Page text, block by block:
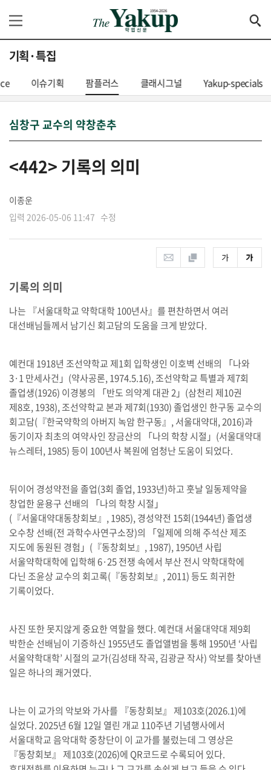
기획·특집
이슈기획 팜플러스 클래시그널 Yakup-specials
심창구 교수의 약창춘추
<442> 기록의 의미
이종운
입력 2026-05-06 11:47 수정
기록의 의미
나는 『서울대학교 약학대학 100년사』를 편찬하면서 여러
대선배님들께서 남기신 회고담의 도움을 크게 받았다.
예컨대 1918년 조선약학교 제1회 입학생인 이호벽 선배의 「나와
3·1 만세사건」(약사공론, 1974.5.16), 조선약학교 특별과 제7회
졸업생(1926) 이경봉의 「반도 의약계 대관 2」(삼천리 제10권
제8호, 1938), 조선약학교 본과 제7회(1930) 졸업생인 한구동 교수의
회고담(『한국약학의 아버지 녹암 한구동』, 서울대약대, 2016)과
동기이자 최초의 여약사인 장금산의 「나의 학창 시절」(서울대약대
뉴스레터, 1985) 등이 100년사 복원에 엄청난 도움이 되었다.
뒤이어 경성약전을 졸업(3회 졸업, 1933년)하고 훗날 일동제약을
창업한 윤용구 선배의 「나의 학창 시절」
(『서울대약대동창회보』, 1985), 경성약전 15회(1944년) 졸업생
오수창 선배(전 과학수사연구소장)의 「일제에 의해 주석산 제조
지도에 동원된 경험」(『동창회보』, 1987), 1950년 사립
서울약학대학에 입학해 6·25 전쟁 속에서 부산 전시 약학대학에
다닌 조윤상 교수의 회고록(『동창회보』, 2011) 등도 희귀한
기록이었다.
사진 또한 못지않게 중요한 역할을 했다. 예컨대 서울대약대 제9회
박한순 선배님이 기증하신 1955년도 졸업앨범을 통해 1950년 ‘사립
서울약학대학’ 시절의 교가(김성태 작곡, 김광균 작사) 악보를 찾아낸
일은 하나의 쾌거였다.
나는 이 교가의 악보와 가사를 『동창회보』 제103호(2026.1)에
실었다. 2025년 6월 12일 열린 개교 110주년 기념행사에서
서울대학교 음악대학 중창단이 이 교가를 불렀는데 그 영상은
『동창회보』 제103호(2026)에 QR코드로 수록되어 있다.